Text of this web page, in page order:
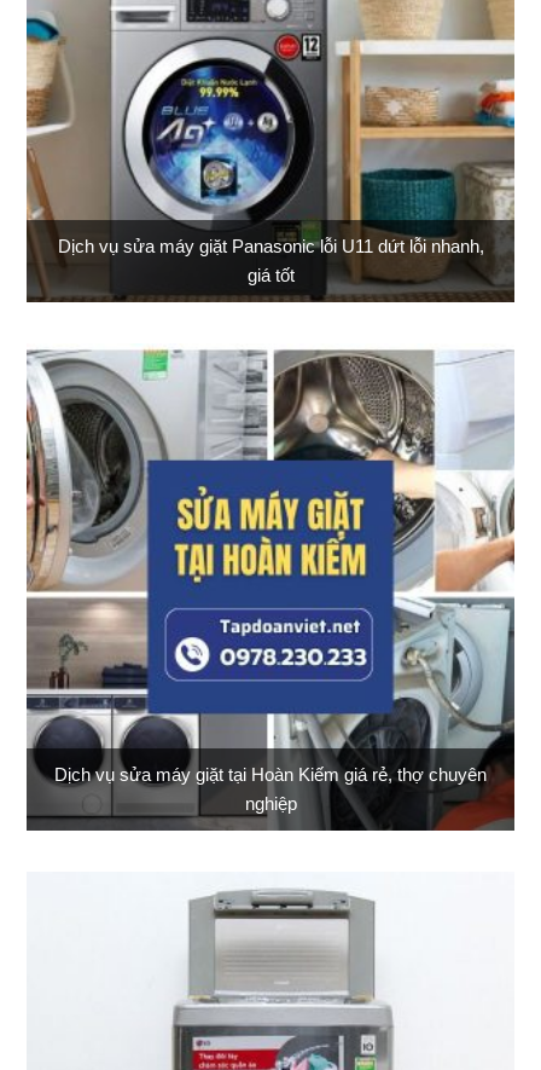
Dịch vụ sửa máy giặt Panasonic lỗi U11 dứt lỗi nhanh,
giá tốt
Dịch vụ sửa máy giặt tại Hoàn Kiếm giá rẻ, thợ chuyên
nghiệp